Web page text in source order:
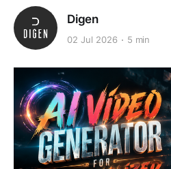
Digen
02 Jul 2026 5 min